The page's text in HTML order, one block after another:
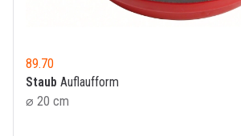
89.70
Staub Auflaufform
⌀ 20 cm